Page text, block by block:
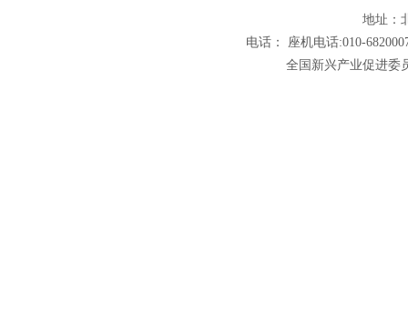
地址：
电话： 座机电话:010-
全国新兴产业促进委